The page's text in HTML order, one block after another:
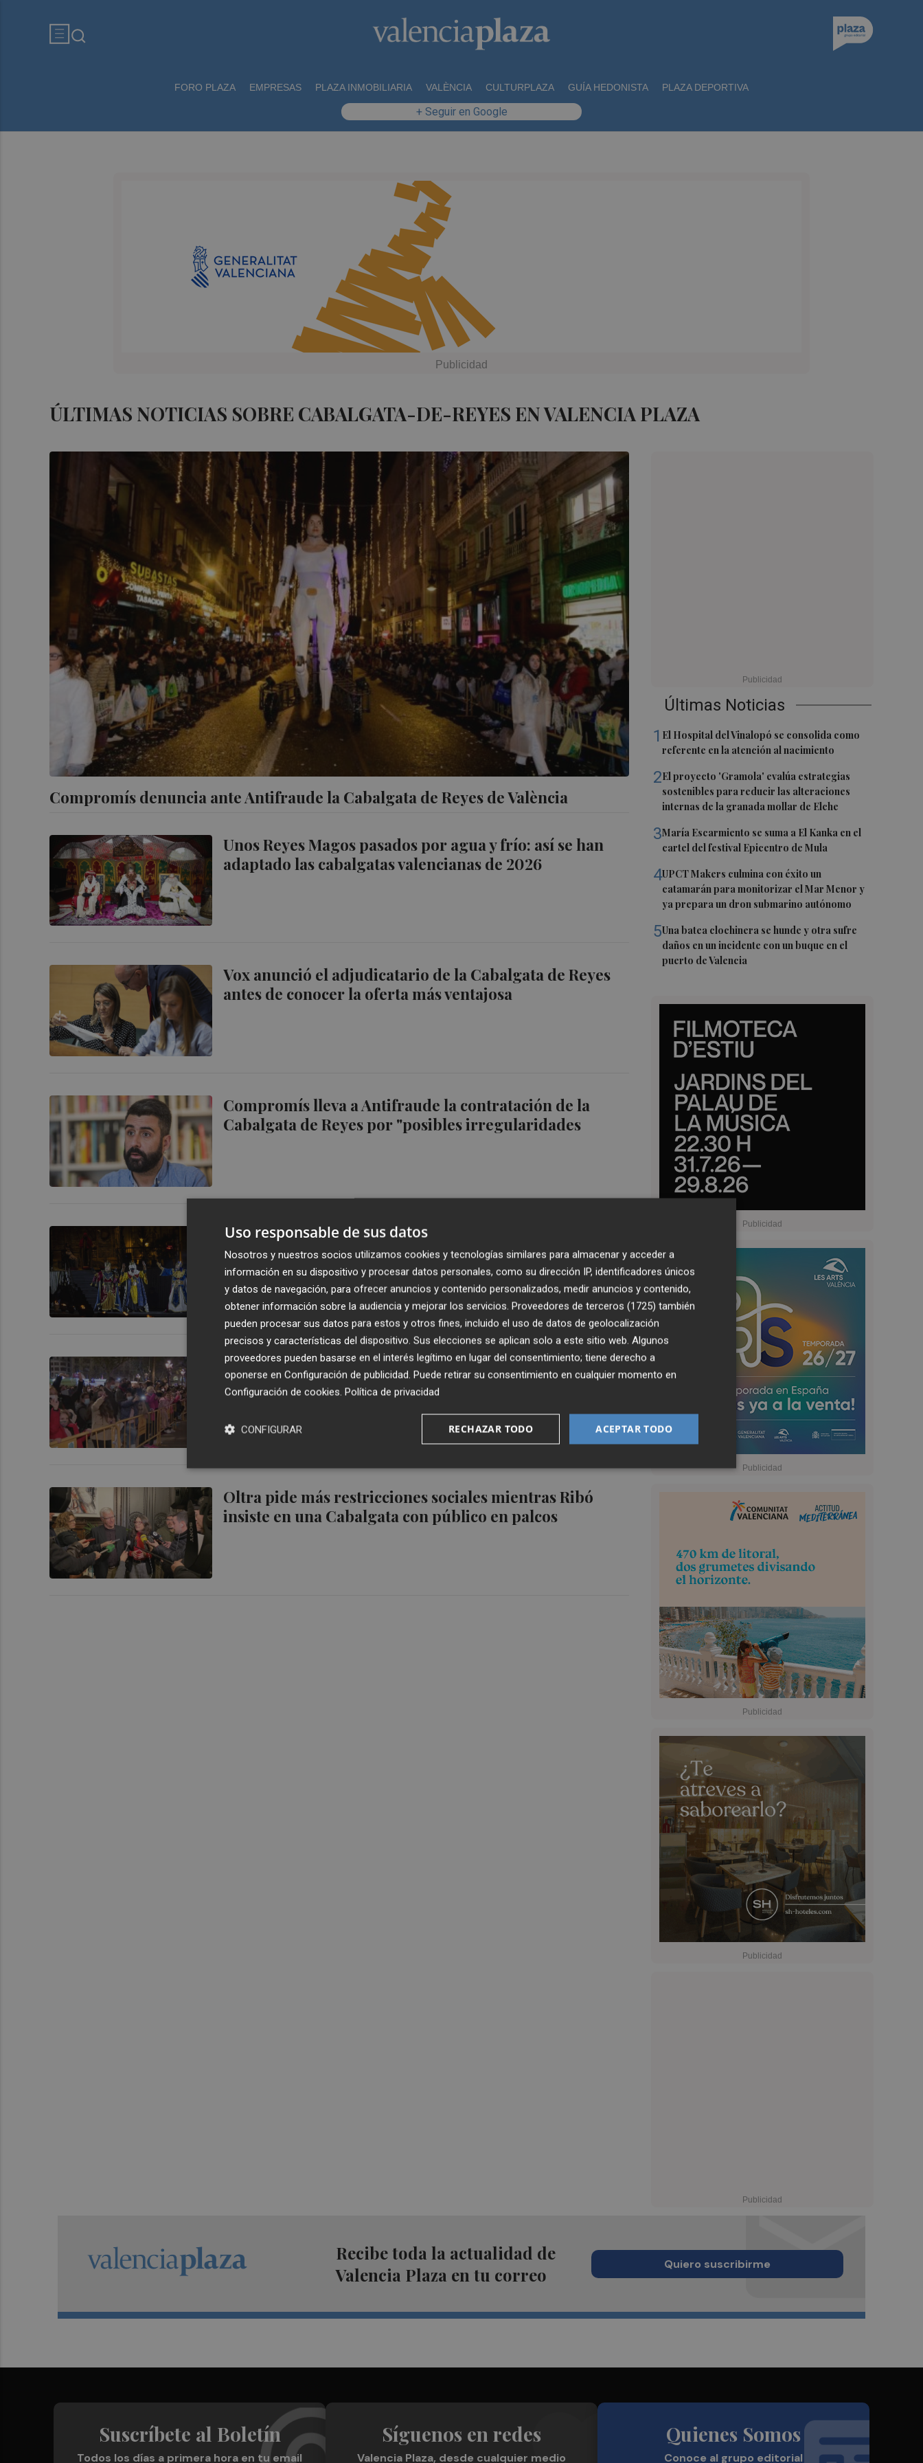
FORO PLAZA EMPRESAS PLAZA INMOBILIARIA VALÈNCIA CULTURPLAZA GUÍA HEDONISTA PLAZA DEPORTIVA
+ Seguir en Google
ÚLTIMAS NOTICIAS SOBRE CABALGATA-DE-REYES EN VALENCIA PLAZA
Compromís denuncia ante Antifraude la Cabalgata de Reyes de València
Unos Reyes Magos pasados por agua y frío: así se han
adaptado las cabalgatas valencianas de 2026
Vox anunció el adjudicatario de la Cabalgata de Reyes
antes de conocer la oferta más ventajosa
Compromís lleva a Antifraude la contratación de la
Cabalgata de Reyes por "posibles irregularidades
Los Reyes Magos recorren las calles de Alcoy en la
cabalgata más antigua en su noche mágica
La última cena tras la Cabalgata Real de València
Oltra pide más restricciones sociales mientras Ribó
insiste en una Cabalgata con público en palcos
Últimas Noticias
1 El Hospital del Vinalopó se consolida como
referente en la atención al nacimiento
2El proyecto 'Gramola' evalúa estrategias
sostenibles para reducir las alteraciones
internas de la granada mollar de Elche
3María Escarmiento se suma a El Kanka en el
cartel del festival Epicentro de Mula
4UPCT Makers culmina con éxito un
catamarán para monitorizar el Mar Menor y
ya prepara un dron submarino autónomo
5Una batea clochinera se hunde y otra sufre
daños en un incidente con un buque en el
puerto de Valencia
Recibe toda la actualidad de
Valencia Plaza en tu correo
Quiero suscribirme
Suscríbete al Boletín
Todos los días a primera hora en tu email
Síguenos en redes
Valencia Plaza, desde cualquier medio
Quienes Somos
Conoce al grupo editorial
Uso responsable de sus datos
Nosotros y nuestros socios utilizamos cookies y tecnologías similares para almacenar y acceder a
información en su dispositivo y procesar datos personales, como su dirección IP, identificadores únicos
y datos de navegación, para ofrecer anuncios y contenido personalizados, medir anuncios y contenido,
obtener información sobre la audiencia y mejorar los servicios. Proveedores de terceros (1725) también
pueden procesar sus datos para estos y otros fines, incluido el uso de datos de geolocalización
precisos y características del dispositivo. Sus elecciones se aplican solo a este sitio web. Algunos
proveedores pueden basarse en el interés legítimo en lugar del consentimiento; tiene derecho a
oponerse en Configuración de publicidad. Puede retirar su consentimiento en cualquier momento en
Configuración de cookies. Política de privacidad
ACEPTAR TODO
RECHAZAR TODO
CONFIGURAR